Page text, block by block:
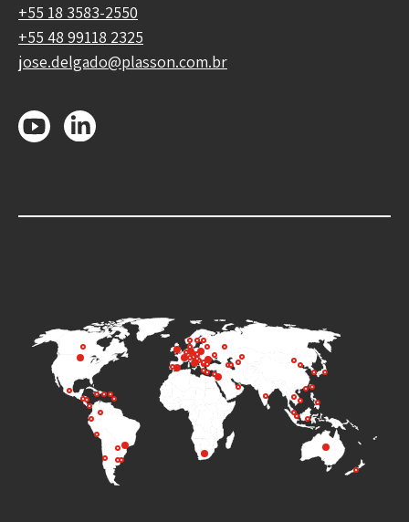
+55 18 3583-2550
+55 48 99118 2325
jose.delgado@plasson.com.br